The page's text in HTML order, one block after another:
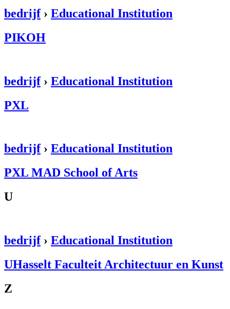
bedrijf› Educational Institution
PIKOH
bedrijf› Educational Institution
PXL
bedrijf› Educational Institution
PXL MAD School of Arts
U
bedrijf› Educational Institution
UHasselt Faculteit Architectuur en Kunst
Z